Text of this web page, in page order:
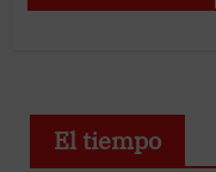
El tiempo